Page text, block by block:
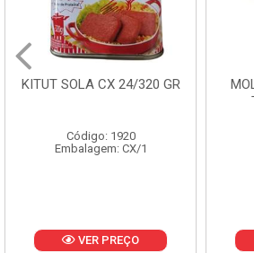
320 GR
MOLHO VERDE D'AJUDA
Embalagem: CX/1
VER PREÇO